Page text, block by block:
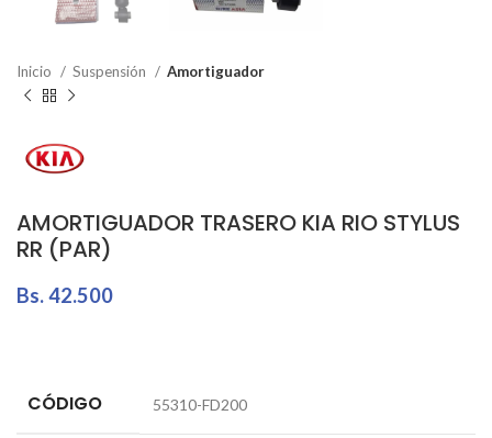
Inicio Suspensión Amortiguador
AMORTIGUADOR TRASERO KIA RIO STYLUS
RR (PAR)
Bs.42.500
CÓDIGO 55310-FD200